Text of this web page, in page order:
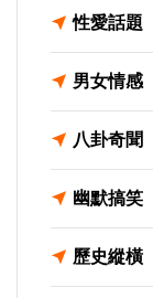
性愛話題
男女情感
八卦奇聞
幽默搞笑
歷史縱橫